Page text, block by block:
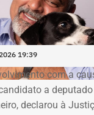
19:39
com a
a
declarou à